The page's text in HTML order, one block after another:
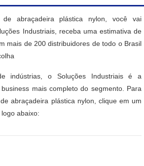
de abraçadeira plástica nylon, você vai
Industriais, receba uma estimativa de
mais de 200 distribuidores de todo o Brasil
indústrias, o Soluções Industriais é a
mais completo do segmento. Para
abraçadeira plástica nylon, clique em um
abaixo: